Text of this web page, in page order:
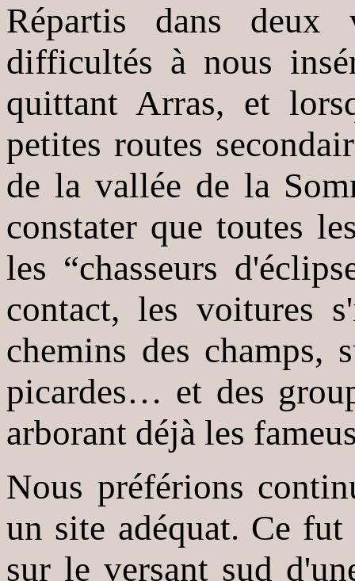
Répartis dans deux
difficultés à nous
quittant Arras, et
petites routes
de la vallée de la
constater que toutes
les “chasseurs
contact, les voitures
chemins des champs,
picardes… et des
arborant déjà les
Nous préférions
un site adéquat. Ce
sur le versant sud